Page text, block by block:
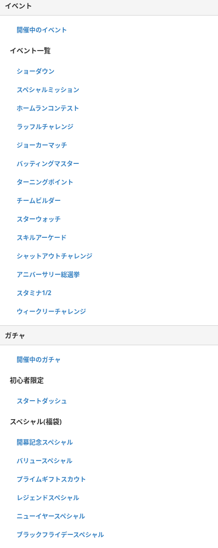
イベント
開催中のイベント
イベント一覧
ショーダウン
スペシャルミッション
ホームランコンテスト
ラッフルチャレンジ
ジョーカーマッチ
バッティングマスター
ターニングポイント
チームビルダー
スターウォッチ
スキルアーケード
シャットアウトチャレンジ
アニバーサリー総選挙
スタミナ1/2
ウィークリーチャレンジ
ガチャ
開催中のガチャ
初心者限定
スタートダッシュ
スペシャル(福袋)
開幕記念スペシャル
バリュースペシャル
プライムギフトスカウト
レジェンドスペシャル
ニューイヤースペシャル
ブラックフライデースペシャル